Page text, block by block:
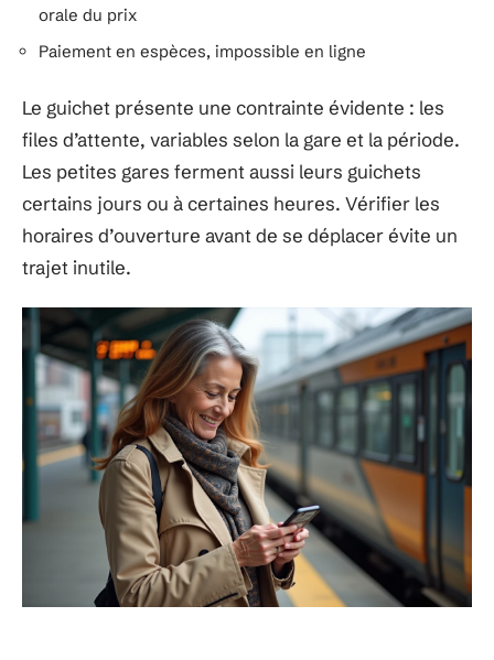
orale du prix
Paiement en espèces, impossible en ligne
Le guichet présente une contrainte évidente : les
files d’attente, variables selon la gare et la période.
Les petites gares ferment aussi leurs guichets
certains jours ou à certaines heures. Vérifier les
horaires d’ouverture avant de se déplacer évite un
trajet inutile.